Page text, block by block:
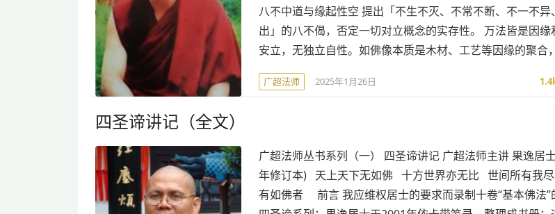
八不中道与缘起性空 提出「不生不灭、不常不断、不一不异
出」的八不偈，否定一切对立概念的实存性。 万法皆是因缘
安立，无独立自性。如佛像本质是木材、工艺等因缘的聚合
广超法师 2025年1月26日
四圣谛讲记（全文）
广超法师丛书系列（一） 四圣谛讲记 广超法师主讲 果逸居
年修订本) 天上天下无如佛 十方世界亦无比 世间所有我
有如佛者 前言 我应维权居士的要求而录制十卷“基本佛